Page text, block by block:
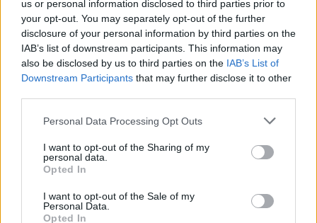
us or personal information disclosed to third parties prior to
your opt-out. You may separately opt-out of the further
disclosure of your personal information by third parties on the
IAB’s list of downstream participants. This information may
also be disclosed by us to third parties on the IAB’s List of
Downstream Participants that may further disclose it to other
Personal Data Processing Opt Outs
I want to opt-out of the Sharing of my
personal data.
Opted In
I want to opt-out of the Sale of my
Personal Data.
Opted In
4 kpl
Entä muut kuukaudet? Miten paljon Miamissa